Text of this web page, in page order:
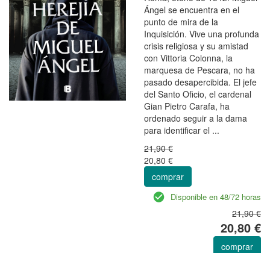
Ángel se encuentra en el
punto de mira de la
Inquisición. Vive una profunda
crisis religiosa y su amistad
con Vittoria Colonna, la
marquesa de Pescara, no ha
pasado desapercibida. El jefe
del Santo Oficio, el cardenal
Gian Pietro Carafa, ha
ordenado seguir a la dama
para identificar el ...
21,90 €
20,80 €
comprar
Disponible en 48/72 horas
21,90 €
20,80 €
comprar